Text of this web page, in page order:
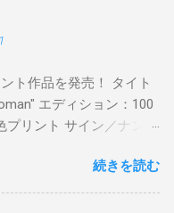
× 550mm 価格：
は、 こちら から
ト作品を発売！ タイト
エディション：100
プリント サイン／ナンバ
ョン（エディション：
２６日に こちら から
続きを読む